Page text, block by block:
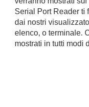
Serial Port Reader ti
dai nostri
elenco, o terminale.
mostrati in tutti modi